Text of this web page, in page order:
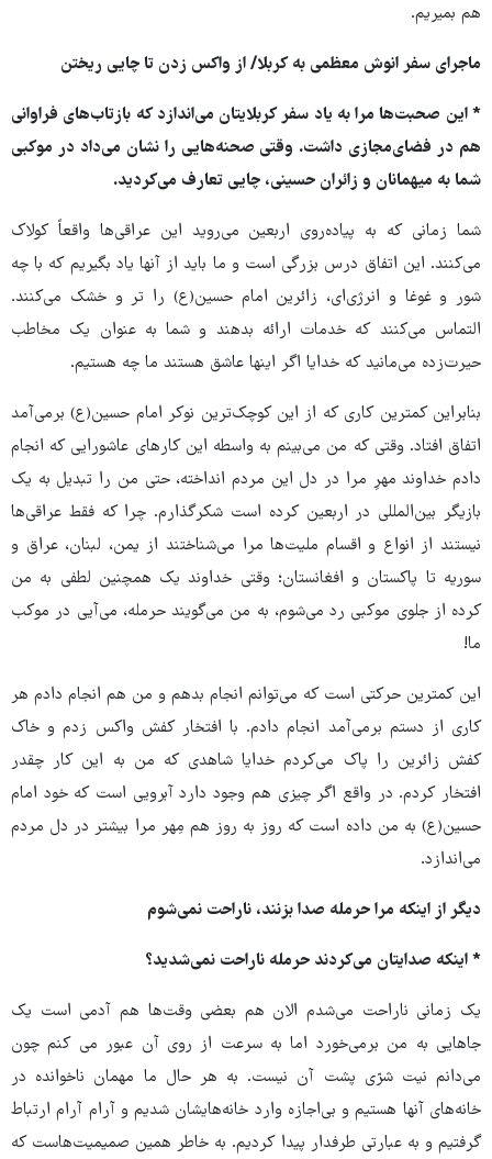
هم بمیریم.
ماجرای سفر انوش معظمی به کربلا/ از واکس زدن تا چایی ریختن
* این صحبت‌ها مرا به یاد سفر کربلایتان می‌اندازد که بازتاب‌های فراوانی
هم در فضای‌مجازی داشت. وقتی صحنه‌هایی را نشان می‌داد در موکبی
شما به میهمانان و زائران حسینی، چایی تعارف می‌کردید.
شما زمانی که به پیاده‌روی اربعین می‌روید این عراقی‌ها واقعاً کولاک
می‌کنند. این اتفاق درس بزرگی است و ما باید از آنها یاد بگیریم که با چه
شور و غوغا و انرژی‌ای، زائرین امام حسین(ع) را تر و خشک می‌کنند.
التماس می‌کنند که خدمات ارائه بدهند و شما به عنوان یک مخاطب
حیرت‌زده می‌مانید که خدایا اگر اینها عاشق هستند ما چه هستیم.
بنابراین کمترین کاری که از این کوچک‌ترین نوکر امام حسین(ع) برمی‌آمد
اتفاق افتاد. وقتی که من می‌بینم به واسطه این کارهای عاشورایی که انجام
دادم خداوند مهرِ مرا در دل این مردم انداخته، حتی من را تبدیل به یک
بازیگر بین‌المللی در اربعین کرده است شکرگذارم. چرا که فقط عراقی‌ها
نیستند از انواع و اقسام ملیت‌ها مرا می‌شناختند از یمن، لبنان، عراق و
سوریه تا پاکستان و افغانستان؛ وقتی خداوند یک همچنین لطفی به من
کرده از جلوی موکبی رد می‌شوم، به من می‌گویند حرمله، می‌آیی در موکب
ما!
این کمترین حرکتی است که می‌توانم انجام بدهم و من هم انجام دادم هر
کاری از دستم برمی‌آمد انجام دادم. با افتخار کفش واکس زدم و خاک
کفش زائرین را پاک می‌کردم خدایا شاهدی که من به این کار چقدر
افتخار کردم. در واقع اگر چیزی هم وجود دارد آبرویی است که خود امام
حسین(ع) به من داده است که روز به روز هم مِهر مرا بیشتر در دل مردم
می‌اندازد.
دیگر از اینکه مرا حرمله صدا بزنند، ناراحت نمی‌شوم
* اینکه صدایتان می‌کردند حرمله ناراحت نمی‌شدید؟
یک زمانی ناراحت می‌شدم الان هم بعضی وقت‌ها هم آدمی است یک
جاهایی به من برمی‌خورد اما به سرعت از روی آن عبور می کنم چون
می‌دانم نیت شرّی پشت آن نیست. به هر حال ما مهمان ناخوانده در
خانه‌های آنها هستیم و بی‌اجازه وارد خانه‌هایشان شدیم و آرام آرام ارتباط
گرفتیم و به عبارتی طرفدار پیدا کردیم. به خاطر همین صمیمیت‌هاست که